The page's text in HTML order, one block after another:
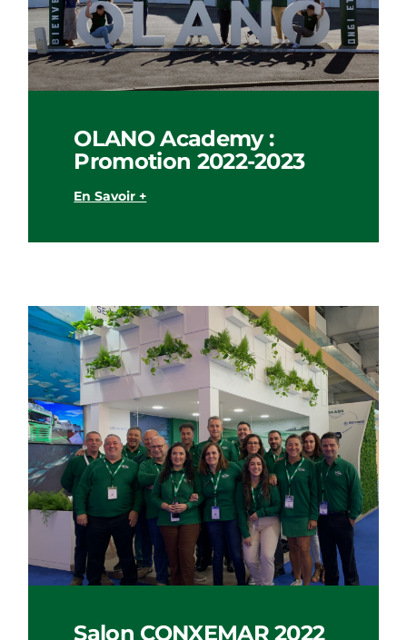
OLANO Academy :
Promotion 2022-2023
En Savoir +
Salon CONXEMAR 2022